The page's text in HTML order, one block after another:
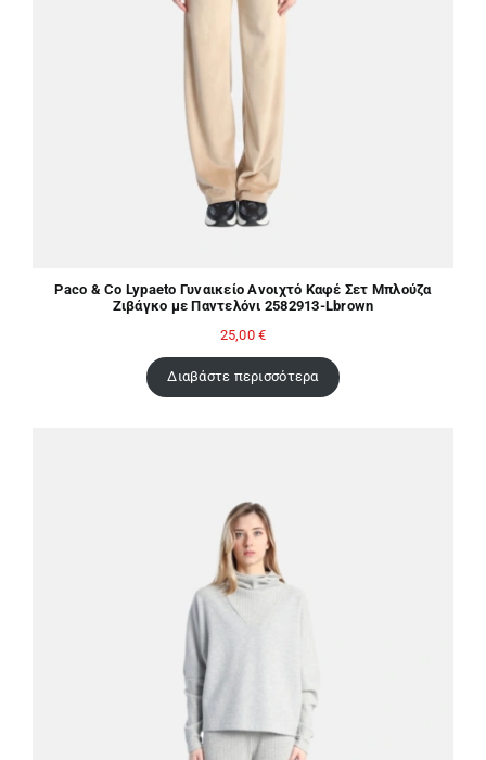
Paco & Co Lypaeto Γυναικείο Ανοιχτό Καφέ Σετ Μπλούζα
Ζιβάγκο με Παντελόνι 2582913-Lbrown
25,00€
Διαβάστε περισσότερα